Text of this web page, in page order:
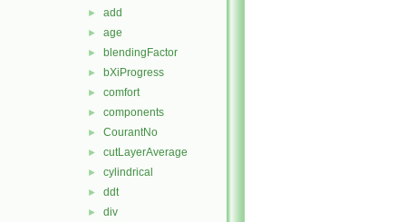
► add
► age
► blendingFactor
► bXiProgress
► comfort
► components
► CourantNo
► cutLayerAverage
► cylindrical
► ddt
► div